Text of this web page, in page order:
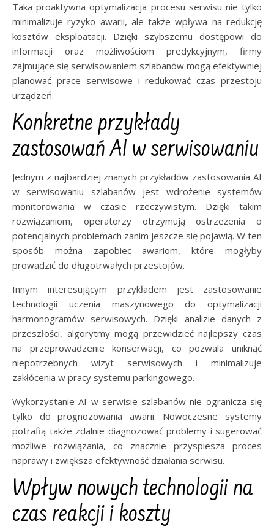
Taka proaktywna optymalizacja procesu serwisu nie tylko
minimalizuje ryzyko awarii, ale także wpływa na redukcję
kosztów eksploatacji. Dzięki szybszemu dostępowi do
informacji oraz możliwościom predykcyjnym, firmy
zajmujące się serwisowaniem szlabanów mogą efektywniej
planować prace serwisowe i redukować czas przestoju
urządzeń.
Konkretne przykłady
zastosowań AI w serwisowaniu
Jednym z najbardziej znanych przykładów zastosowania AI
w serwisowaniu szlabanów jest wdrożenie systemów
monitorowania w czasie rzeczywistym. Dzięki takim
rozwiązaniom, operatorzy otrzymują ostrzeżenia o
potencjalnych problemach zanim jeszcze się pojawią. W ten
sposób można zapobiec awariom, które mogłyby
prowadzić do długotrwałych przestojów.
Innym interesującym przykładem jest zastosowanie
technologii uczenia maszynowego do optymalizacji
harmonogramów serwisowych. Dzięki analizie danych z
przeszłości, algorytmy mogą przewidzieć najlepszy czas
na przeprowadzenie konserwacji, co pozwala uniknąć
niepotrzebnych wizyt serwisowych i minimalizuje
zakłócenia w pracy systemu parkingowego.
Wykorzystanie AI w serwisie szlabanów nie ogranicza się
tylko do prognozowania awarii. Nowoczesne systemy
potrafią także zdalnie diagnozować problemy i sugerować
możliwe rozwiązania, co znacznie przyspiesza proces
naprawy i zwiększa efektywność działania serwisu.
Wpływ nowych technologii na
czas reakcji i koszty